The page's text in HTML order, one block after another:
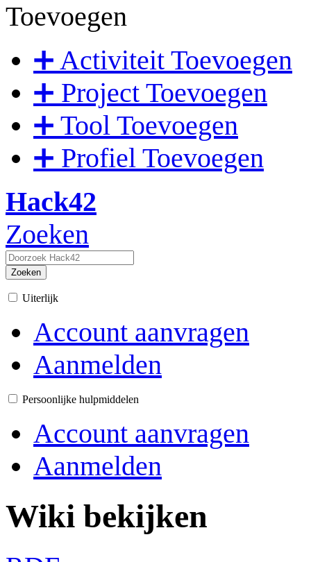
Toevoegen
➕ Activiteit Toevoegen
➕ Project Toevoegen
➕ Tool Toevoegen
➕ Profiel Toevoegen
Hack42
Zoeken
Zoeken
Uiterlijk
Account aanvragen
Aanmelden
Persoonlijke hulpmiddelen
Account aanvragen
Aanmelden
Wiki bekijken